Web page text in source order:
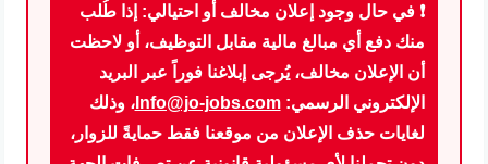
❗في حال وجود إعلان مخالف أو احتيالي: إذا طُلب
منك دفع أي مبالغ مالية مقابل التوظيف، أو لاحظت
أن الإعلان مخالف، يُرجى إبلاغنا فوراً عبر البريد
الإلكتروني الرسمي:Info@jo-jobs.com، وذلك
لغايات حذف الإعلان من موقعنا فقط حمايةً للزوار،